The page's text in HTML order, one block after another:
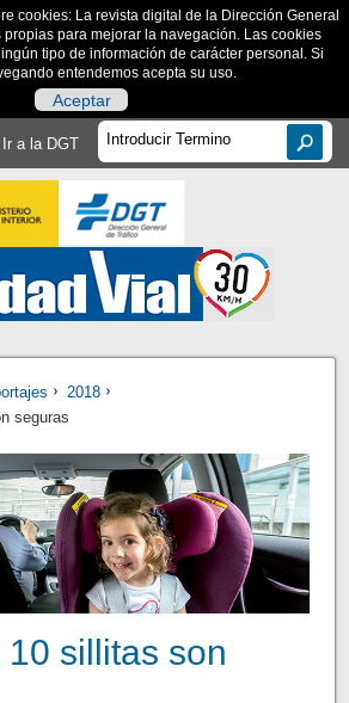
cookies: La revista digital de la Dirección General
propias para mejorar la navegación. Las cookies
tipo de información de carácter personal. Si
entendemos acepta su uso.
Aceptar
Ir a la DGT
2018
seguras
sillitas son